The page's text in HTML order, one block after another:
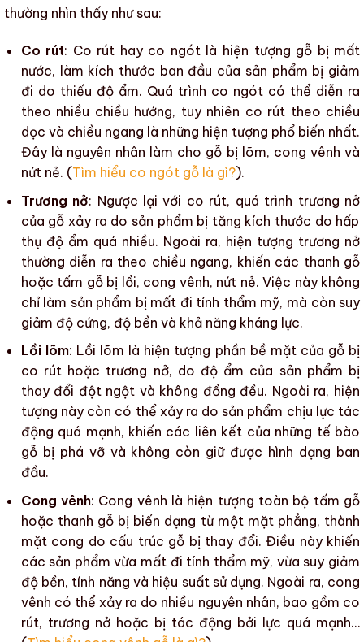
thường nhìn thấy như sau:
Co rút: Co rút hay co ngótlà hiện tượng gỗ bị mất
nước, làm kích thước ban đầu của sản phẩm bị giảm
đi do thiếu độ ẩm. Quá trình co ngót có thể diễn ra
theo nhiều chiều hướng, tuy nhiên co rút theo chiều
dọc và chiều ngang là những hiện tượng phổ biến nhất.
Đây là nguyên nhân làm cho gỗ bị lõm, cong vênh và
nứt nẻ. (Tìm hiểu co ngót gỗ là gì?).
Trương nở: Ngược lại với co rút, quá trình trương nở
của gỗ xảy ra do sản phẩm bị tăng kích thước do hấp
thụ độ ẩm quá nhiều. Ngoài ra, hiện tượng trương nở
thường diễn ra theo chiều ngang, khiến các thanh gỗ
hoặc tấm gỗ bị lồi, cong vênh, nứt nẻ. Việc này không
chỉ làm sản phẩm bị mất đi tính thẩm mỹ, mà còn suy
giảm độ cứng, độ bền và khả năng kháng lực.
Lồi lõm: Lồi lõm là hiện tượng phần bề mặt của gỗ bị
co rút hoặc trương nở, do độ ẩm của sản phẩm bị
thay đổi đột ngột và không đồng đều. Ngoài ra, hiện
tượng này còn có thể xảy ra do sản phẩm chịu lực tác
động quá mạnh, khiến các liên kết của những tế bào
gỗ bị phá vỡ và không còn giữ được hình dạng ban
đầu.
Cong vênh: Cong vênh là hiện tượng toàn bộ tấm gỗ
hoặc thanh gỗ bị biến dạng từ một mặt phẳng, thành
mặt cong do cấu trúc gỗ bị thay đổi. Điều này khiến
các sản phẩm vừa mất đi tính thẩm mỹ, vừa suy giảm
độ bền, tính năng và hiệu suất sử dụng. Ngoài ra, cong
vênh có thể xảy ra do nhiều nguyên nhân, bao gồm co
rút, trương nở hoặc bị tác động bởi lực quá mạnh…